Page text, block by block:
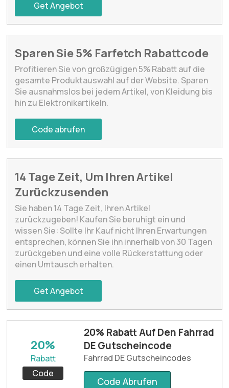
Get Angebot
Sparen Sie 5% Farfetch Rabattcode
Profitieren Sie von großzügigen 5% Rabatt auf die
gesamte Produktauswahl auf der Website. Sparen
Sie ausnahmslos bei jedem Artikel, von Kleidung bis
hin zu Elektronikartikeln.
Code abrufen
14 Tage Zeit, Um Ihren Artikel
Zurückzusenden
Sie haben 14 Tage Zeit, Ihren Artikel
zurückzugeben! Kaufen Sie beruhigt ein und
wissen Sie: Sollte Ihr Kauf nicht Ihren Erwartungen
entsprechen, können Sie ihn innerhalb von 30 Tagen
zurückgeben und eine volle Rückerstattung oder
einen Umtausch erhalten.
Get Angebot
20%
Rabatt
Code
20% Rabatt Auf Den Fahrrad
DE Gutscheincode
Fahrrad DE Gutscheincodes
Code Abrufen